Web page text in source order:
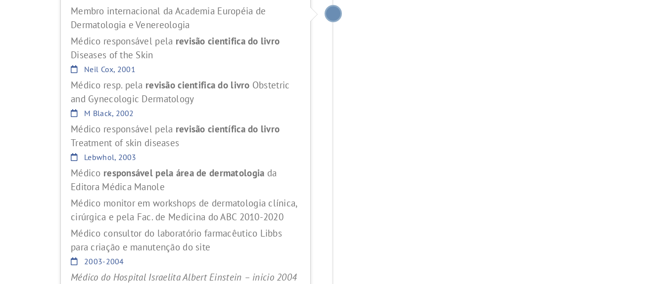
Membro internacional da Academia Européia de
Dermatologia e Venereologia
Médico responsável pela revisão cientifica do livro
Diseases of the Skin
Neil Cox, 2001
Médico resp. pela revisão cientifica do livro Obstetric
and Gynecologic Dermatology
M Black, 2002
Médico responsável pela revisão científica do livro
Treatment of skin diseases
Lebwhol, 2003
Médico responsável pela área de dermatologia da
Editora Médica Manole
Médico monitor em workshops de dermatologia clínica,
cirúrgica e pela Fac. de Medicina do ABC 2010-2020
Médico consultor do laboratório farmacêutico Libbs
para criação e manutenção do site
2003-2004
Médico do Hospital Israelita Albert Einstein – inicio 2004